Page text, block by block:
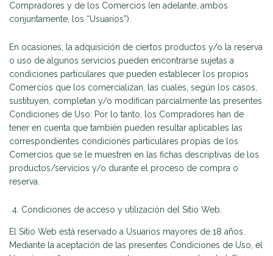
Compradores y de los Comercios (en adelante, ambos
conjuntamente, los “Usuarios”).
En ocasiones, la adquisición de ciertos productos y/o la reserva
o uso de algunos servicios pueden encontrarse sujetas a
condiciones particulares que pueden establecer los propios
Comercios que los comercializan, las cuales, según los casos,
sustituyen, completan y/o modifican parcialmente las presentes
Condiciones de Uso. Por lo tanto, los Compradores han de
tener en cuenta que también pueden resultar aplicables las
correspondientes condiciones particulares propias de los
Comercios que se le muestren en las fichas descriptivas de los
productos/servicios y/o durante el proceso de compra o
reserva.
Condiciones de acceso y utilización del Sitio Web.
El Sitio Web está reservado a Usuarios mayores de 18 años.
Mediante la aceptación de las presentes Condiciones de Uso, el